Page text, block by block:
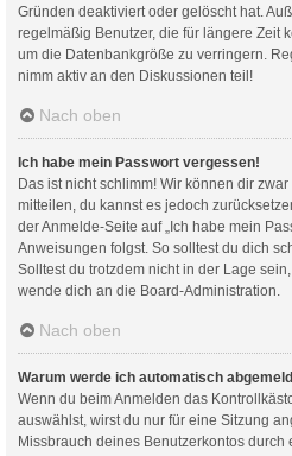
Gründen deaktiviert oder gelöscht hat.
regelmäßig Benutzer, die für längere Zeit
um die Datenbankgröße zu verringern.
nimm aktiv an den Diskussionen teil!
Nach oben
Ich habe mein Passwort vergessen!
Das ist nicht schlimm! Wir können dir
mitteilen, du kannst es jedoch
der Anmelde-Seite auf „Ich habe mein
Anweisungen folgst. So solltest du dich
Solltest du trotzdem nicht in der Lage
wende dich an die Board-Administration.
Nach oben
Warum werde ich automatisch
Wenn du beim Anmelden das
auswählst, wirst du nur für eine Sitzung
Missbrauch deines Benutzerkontos durch